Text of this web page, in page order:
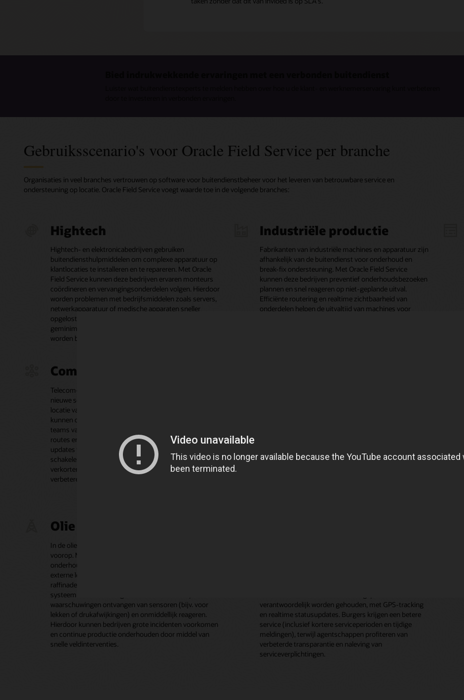
Gebruiksscenario's voor Oracle Field Service per branche
Organisaties in veel branches vertrouwen op software voor buitendienstbeheer voor het leveren van betrouwbare service en
ondersteuning op locatie. Oracle Field Service voegt waarde toe in de volgende branches:
Hightech
Hightech- en elektronicabedrijven gebruiken
buitendiensthulpmiddelen om complexe apparatuur op
klantlocaties te installeren en te repareren. Met Oracle
Field Service kunnen deze bedrijven ervaren monteurs
coördineren en vervangingsonderdelen volgen. Hierdoor
worden problemen met bedrijfsmiddelen zoals servers,
netwerkapparatuur of medische apparaten sneller
opgelost, waardoor de uitvaltijd van klanten wordt
geminimaliseerd en serviceniveau-overeenkomsten
worden beschermd.
Industriële productie
Fabrikanten van industriële machines en apparatuur zijn
afhankelijk van de buitendienst voor onderhoud en
break-fix ondersteuning. Met Oracle Field Service
kunnen deze bedrijven preventief onderhoudsbezoeken
plannen en snel reageren op niet-geplande uitval.
Efficiënte routering en realtime zichtbaarheid van
onderdelen helpen de uitvaltijd van machines voor
Communicatieserviceproviders
Telecom- en kabelbedrijven gebruiken buitendienstbeheer om
nieuwe services te installeren en netwerkproblemen op de
locatie van de klant op te lossen. Met Oracle Field Service
kunnen communicatieserviceproviders grote, gedistribueerde
teams van monteurs en korte afspraakperioden beheren. Door
routes en workflows voor monteurs te optimaliseren en
updates voor Where's My Technician? voor hun klanten in te
schakelen, kunnen providers de wachttijden voor afspraken
verkorten en het succespercentage van de eerste installatie
verbeteren, wat leidt tot tevredenere abonnees.
buitendiensttechnici volgens de planning aankomen,
Olie en gas
In de olie- en gasindustrie staan veiligheid en uptime
voorop. Met Oracle Field Service kunnen
onderhoudstechnici worden gepland en ingezet op
externe locaties zoals pijpleidingen, boorplatforms of
raffinaderijen. Dankzij de offlinemogelijkheden van het
systeem en de IoT-integratie kan buitendienstpersoneel
waarschuwingen ontvangen van sensoren (bijv. voor
lekken of drukafwijkingen) en onmiddellijk reageren.
Hierdoor kunnen bedrijven grote incidenten voorkomen
en continue productie onderhouden door middel van
snelle veldinterventies.
verantwoordelijk worden gehouden, met GPS-tracking
en realtime statusupdates. Burgers krijgen een betere
service (inclusief kortere serviceperioden en tijdige
meldingen), terwijl agentschappen profiteren van
verbeterde transparantie en naleving van
serviceverplichtingen.